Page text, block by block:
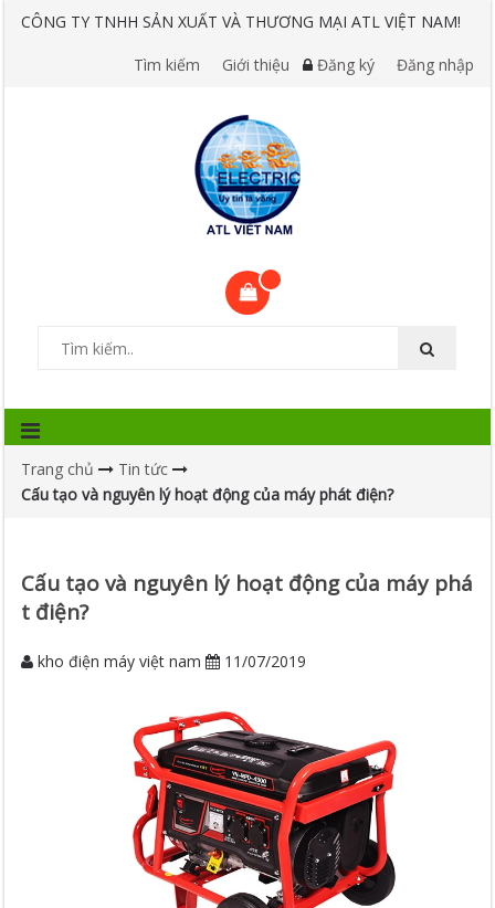
CÔNG TY TNHH SẢN XUẤT VÀ THƯƠNG MẠI ATL VIỆT NAM!
Tìm kiếm Giới thiệu Đăng ký Đăng nhập
Trang chủ
Tin tức
Cấu tạo và nguyên lý hoạt động của máy phát điện?
Cấu tạo và nguyên lý hoạt động của máy phá
t điện?
kho điện máy việt nam 11/07/2019